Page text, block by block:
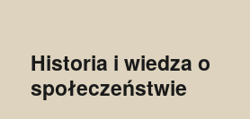
Historia i wiedza o
społeczeństwie